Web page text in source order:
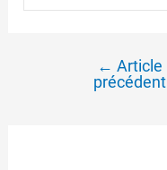
Navigation
← Article
précédent